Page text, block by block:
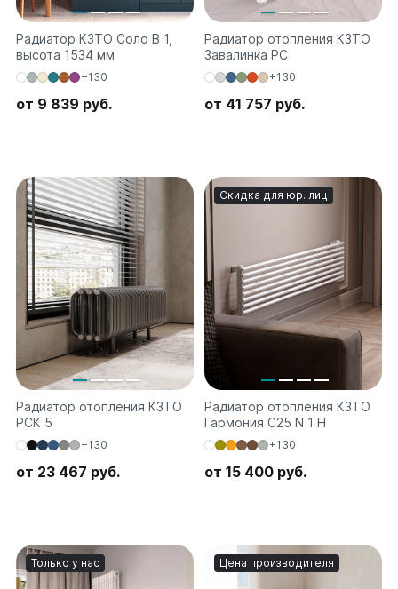
Радиатор КЗТО Соло В 1,
высота 1534 мм
+130
от 9 839 руб.
Радиатор отопления КЗТО
Завалинка РС
+130
от 41 757 руб.
Радиатор отопления КЗТО
РСК 5
+130
от 23 467 руб.
Скидка для юр. лиц
Радиатор отопления КЗТО
Гармония C25 N 1 H
+130
от 15 400 руб.
Только у нас Цена производителя